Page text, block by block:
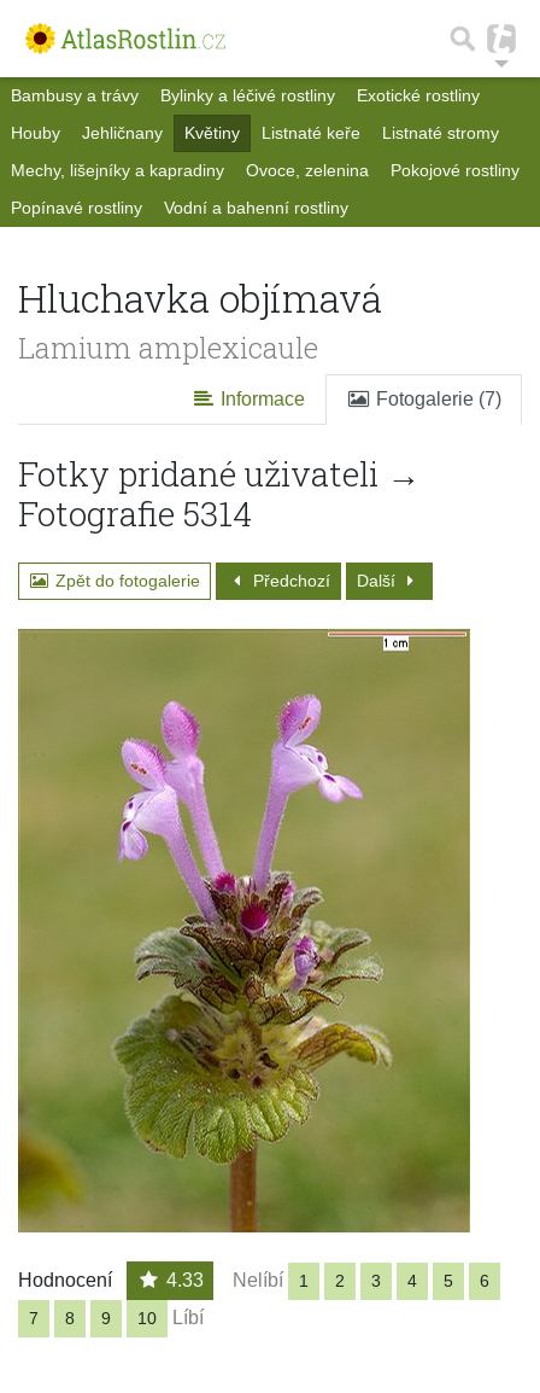
Bambusy a trávy Bylinky a léčivé rostliny
Exotické rostliny
Houby
Jehličnany Květiny Listnaté keře
Listnaté stromy
Mechy, lišejníky a kapradiny
Ovoce, zelenina
Pokojové rostliny
Popínavé rostliny
Vodní a bahenní rostliny
Hluchavka objímavá
Lamium amplexicaule
Informace Fotogalerie (7)
Fotky pridané uživateli →
Fotografie 5314
Zpět do fotogalerie Předchozí Další
Hodnocení 4.33 Nelíbí 1 2 3 4 5
6
7
8 9 10 Líbí